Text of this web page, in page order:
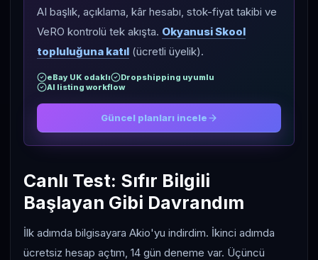
AI başlık, açıklama, kâr hesabı, stok-fiyat takibi ve
VeRO kontrolü tek akışta. Okyanusi Skool
topluluğuna katıl (ücretli üyelik).
eBay UK odaklı
Dropshipping uyumlu
AI listing workflow
Güncel planları incele
Canlı Test: Sıfır Bilgili
Başlayan Gibi Davrandım
İlk adımda bilgisayara Akio'yu indirdim. İkinci adımda
ücretsiz hesap açtım, 14 gün deneme var. Üçüncü